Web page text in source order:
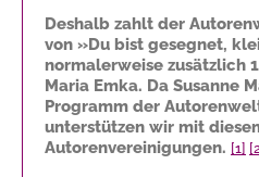
Deshalb zahlt der
von »Du bist gesegnet,
normalerweise zusätzlich
Maria Emka. Da Susanne
Programm der
unterstützen wir mit
Autorenvereinigungen. [1]